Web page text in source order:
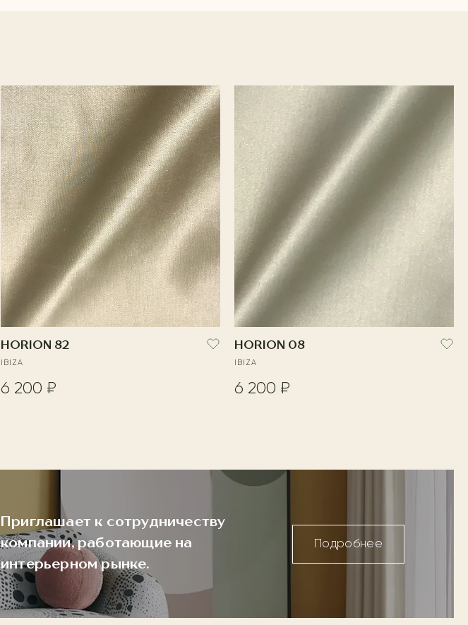
HORION 82
IBIZA
6 200 ₽
HORION 08
IBIZA
6 200 ₽
Приглашает к сотрудничеству
компании, работающие на
интерьерном рынке.
Подробнее